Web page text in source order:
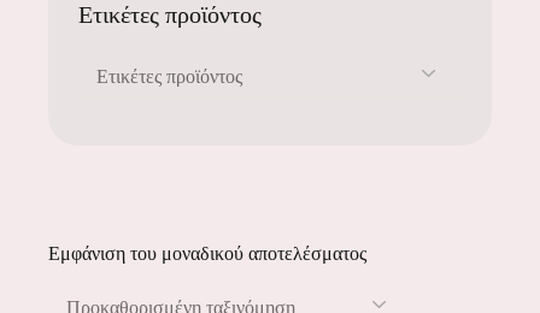
Εμφάνιση του μοναδικού αποτελέσματος
Προκαθορισμένη ταξινόμηση
Ετικέτες προϊόντος
Ετικέτες προϊόντος